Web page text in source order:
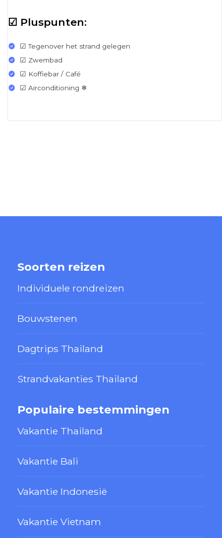
☑ Pluspunten:
☑ Tegenover het strand gelegen
☑ Zwembad
☑ Koffiebar / Café
☑ Airconditioning ❄
Soorten reizen
Individuele rondreizen
Bouwstenen
Dagtrips Thailand
Strandvakanties Thailand
Populaire bestemmingen
Vakantie Thailand
Vakantie Bali
Vakantie Indonesië
Vakantie Vietnam